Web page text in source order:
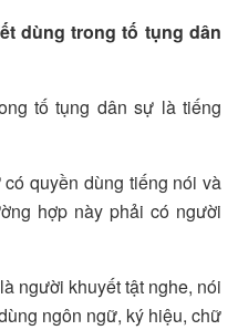
dùng trong tố tụng dân
tố tụng dân sự là tiếng
quyền dùng tiếng nói và
hợp này phải có người
người khuyết tật nghe, nói
ngôn ngữ, ký hiệu, chữ